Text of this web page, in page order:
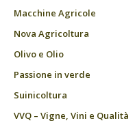
Macchine Agricole
Nova Agricoltura
Olivo e Olio
Passione in verde
Suinicoltura
VVQ – Vigne, Vini e Qualità